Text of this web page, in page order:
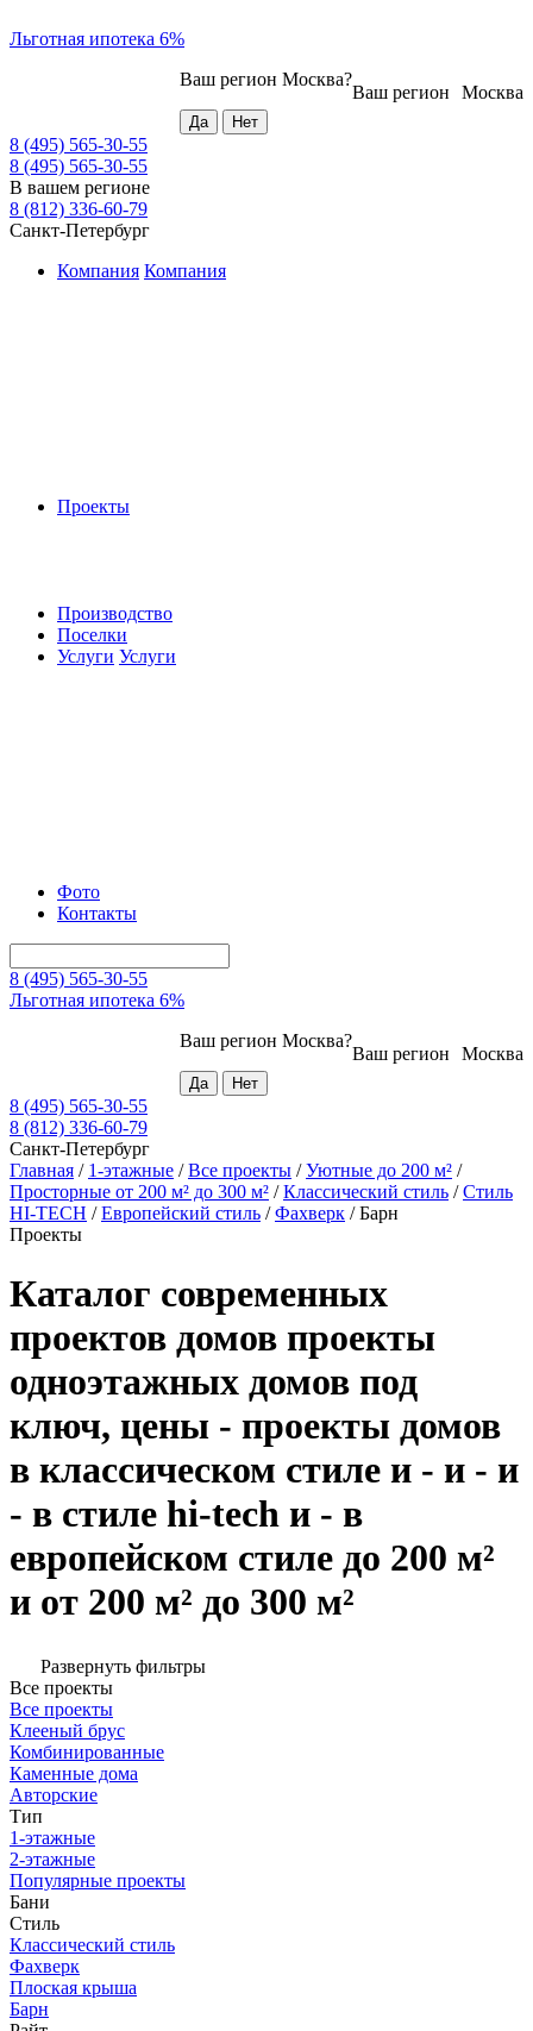
Льготная ипотека 6%
Москва
Ваш регион
Ваш регион Москва?
8 (495) 565-30-55
8 (495) 565-30-55
В вашем регионе
8 (812) 336-60-79
Санкт-Петербург
Компания Компания
Проекты
Производство
Поселки
Услуги Услуги
Фото
Контакты
8 (495) 565-30-55
Льготная ипотека 6%
Москва
Ваш регион
Ваш регион Москва?
8 (495) 565-30-55
8 (812) 336-60-79
Санкт-Петербург
Главная / 1-этажные /Все проекты /Уютные до 200 м² /
Просторные от 200 м² до 300 м² /Классический стиль /Стиль
HI-TECH /Европейский стиль /Фахверк /Барн
Проекты
Каталог современных
проектов домов проекты
одноэтажных домов под
ключ, цены - проекты домов
в классическом стиле и - и - и
- в стиле hi-tech и - в
европейском стиле до 200 м²
и от 200 м² до 300 м²
Развернуть фильтры
Все проекты
Все проекты
Клееный брус
Комбинированные
Каменные дома
Авторские
Тип
1-этажные
2-этажные
Популярные проекты
Бани
Стиль
Классический стиль
Фахверк
Плоская крыша
Барн